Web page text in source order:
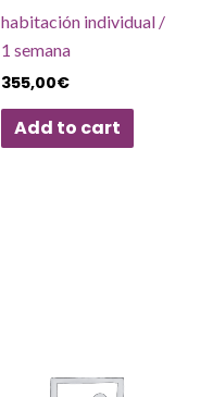
habitación individual /
1 semana
355,00€
Add to cart